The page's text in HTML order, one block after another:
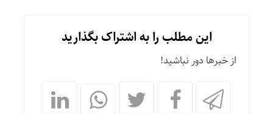
این مطلب را به اشتراک بگذارید
از خبرها دور نباشید!